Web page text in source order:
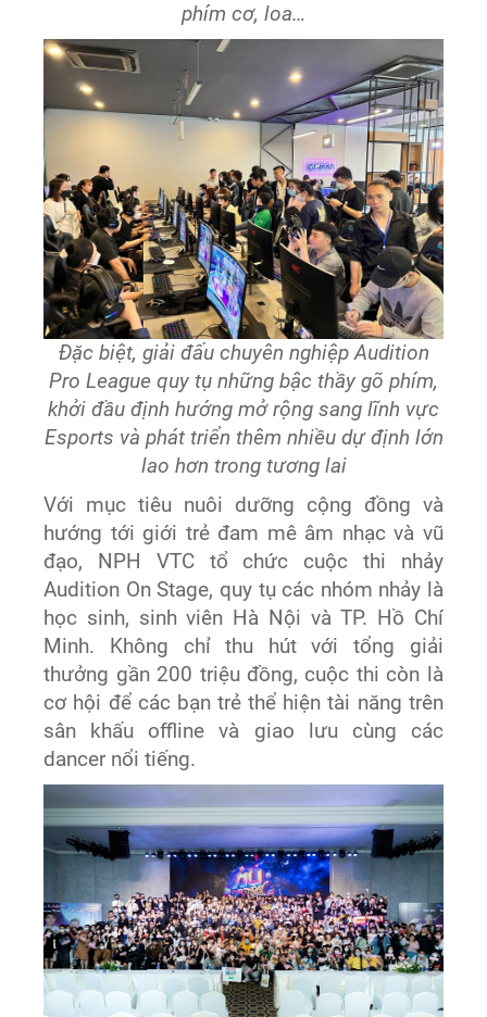
phím cơ, loa…
Đặc biệt, giải đấu chuyên nghiệp Audition
Pro League quy tụ những bậc thầy gõ phím,
khởi đầu định hướng mở rộng sang lĩnh vực
Esports và phát triển thêm nhiều dự định lớn
lao hơn trong tương lai
Với mục tiêu nuôi dưỡng cộng đồng và
hướng tới giới trẻ đam mê âm nhạc và vũ
đạo, NPH VTC tổ chức cuộc thi nhảy
Audition On Stage, quy tụ các nhóm nhảy là
học sinh, sinh viên Hà Nội và TP. Hồ Chí
Minh. Không chỉ thu hút với tổng giải
thưởng gần 200 triệu đồng, cuộc thi còn là
cơ hội để các bạn trẻ thể hiện tài năng trên
sân khấu offline và giao lưu cùng các
dancer nổi tiếng.